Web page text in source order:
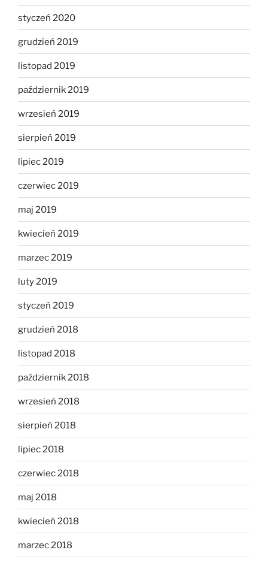
styczeń 2020
grudzień 2019
listopad 2019
październik 2019
wrzesień 2019
sierpień 2019
lipiec 2019
czerwiec 2019
maj 2019
kwiecień 2019
marzec 2019
luty 2019
styczeń 2019
grudzień 2018
listopad 2018
październik 2018
wrzesień 2018
sierpień 2018
lipiec 2018
czerwiec 2018
maj 2018
kwiecień 2018
marzec 2018